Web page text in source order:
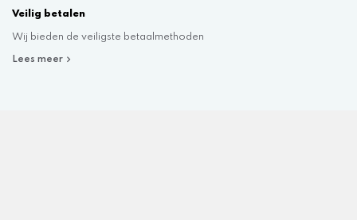
Veilig betalen
Wij bieden de veiligste betaalmethoden
Lees meer